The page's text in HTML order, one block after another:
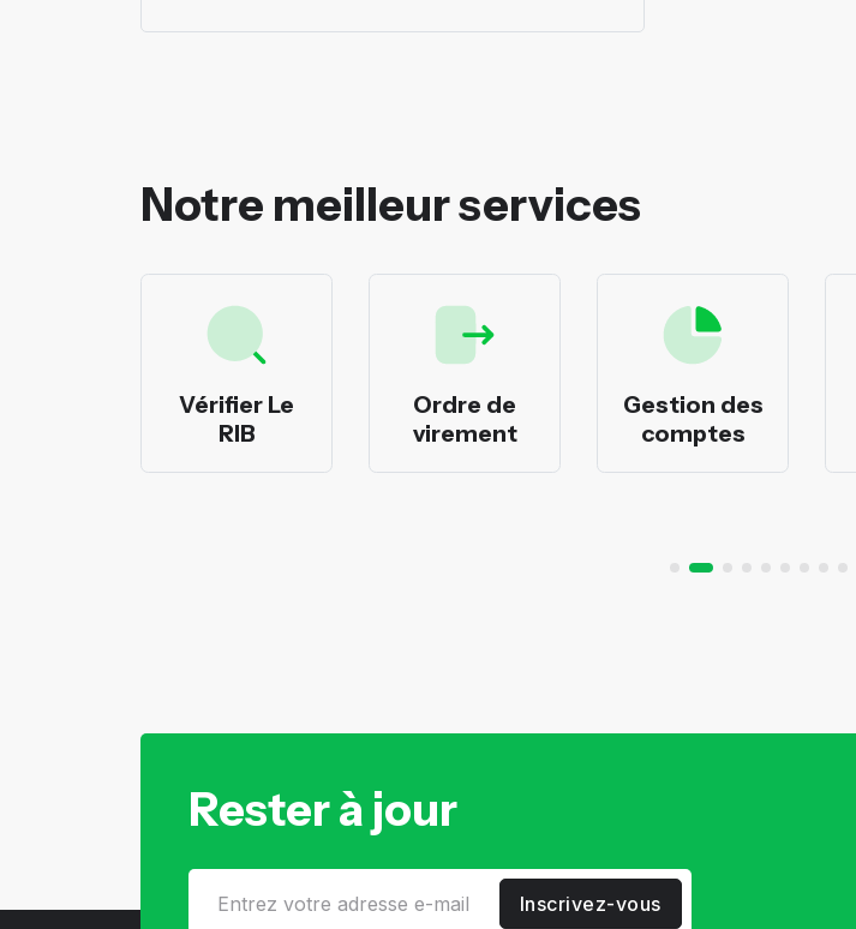
Notre meilleur services
Vérifier Le
RIB
Ordre de
virement
Gestion des
comptes
Rester à jour
Inscrivez-vous